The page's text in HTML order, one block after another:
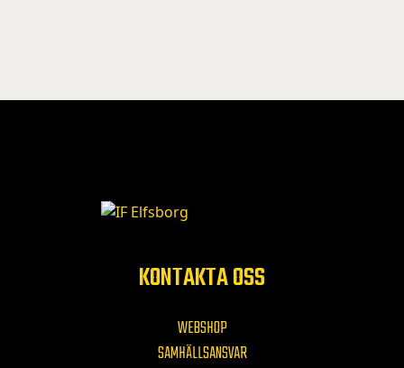
KONTAKTA OSS
WEBSHOP
SAMHÄLLSANSVAR